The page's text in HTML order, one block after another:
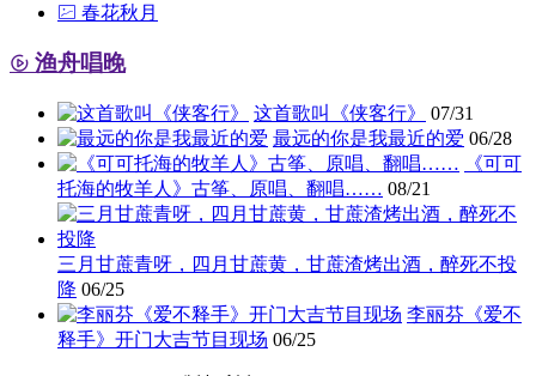
春花秋月
渔舟唱晚
这首歌叫《侠客行》
07/31
最远的你是我最近的爱 06/28
《可可
托海的牧羊人》古筝、原唱、翻唱…… 08/21
三月甘蔗青呀，四月甘蔗黄，甘蔗渣烤出酒，醉死不投
降 06/25
李丽芬《爱不
释手》开门大吉节目现场 06/25